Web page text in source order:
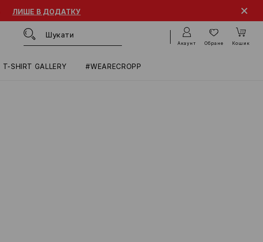
ЛИШЕ В ДОДАТКУ
T-SHIRT GALLERY #WEARECROPP
Акаунт Обране Кошик